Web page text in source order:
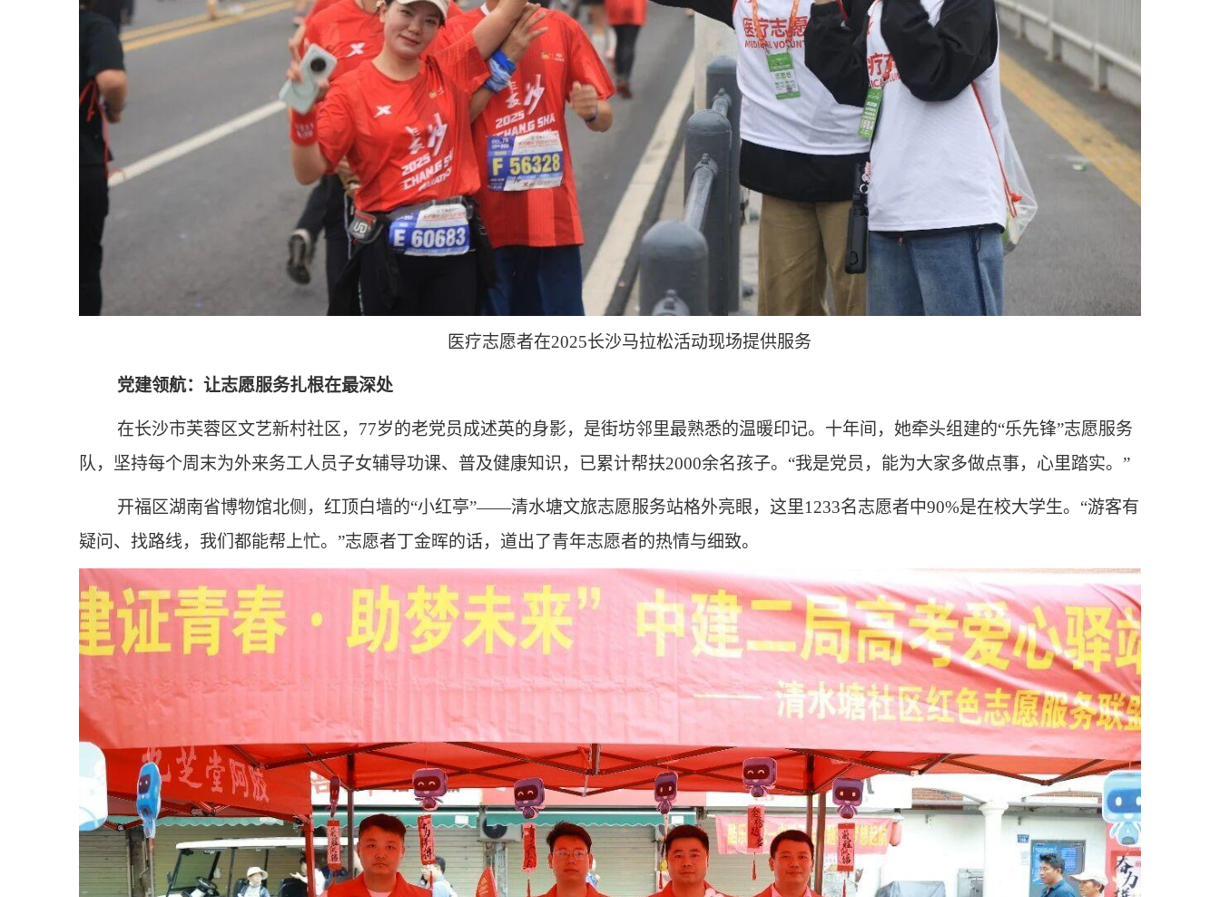
医疗志愿者在2025长沙马拉松活动现场提供服务
党建领航：让志愿服务扎根在最深处
在长沙市芙蓉区文艺新村社区，77岁的老党员成述英的身影，是街坊邻里最熟悉的温暖印记。十年间，她牵头组建的“乐先锋”志愿服务
队，坚持每个周末为外来务工人员子女辅导功课、普及健康知识，已累计帮扶2000余名孩子。“我是党员，能为大家多做点事，心里踏实。”
开福区湖南省博物馆北侧，红顶白墙的“小红亭”——清水塘文旅志愿服务站格外亮眼，这里1233名志愿者中90%是在校大学生。“游客有
疑问、找路线，我们都能帮上忙。”志愿者丁金晖的话，道出了青年志愿者的热情与细致。